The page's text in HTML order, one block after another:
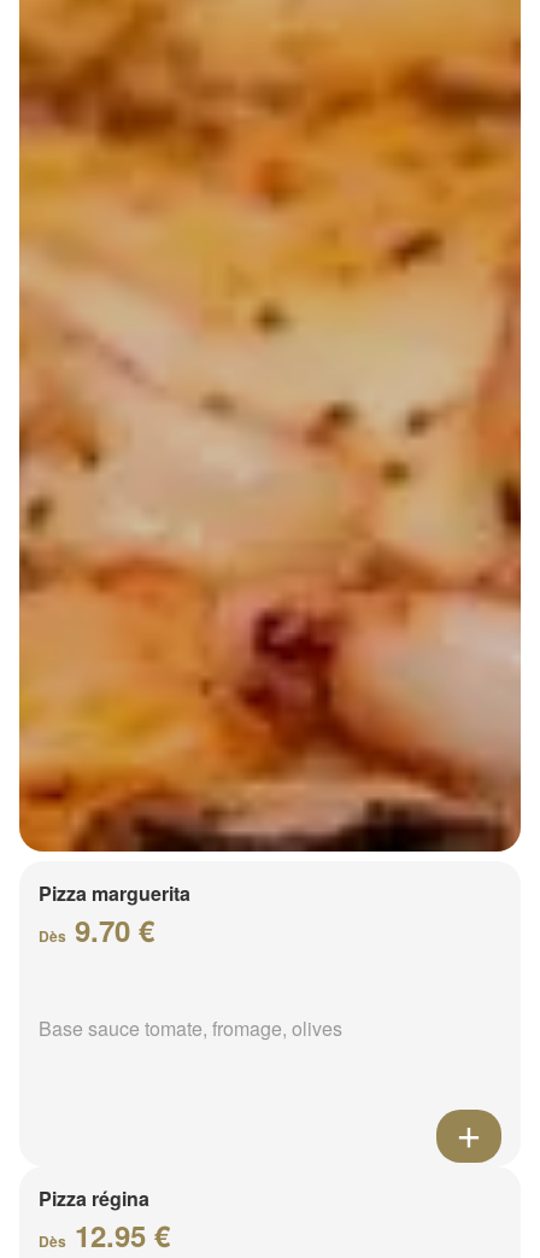
Pizza marguerita
Dès 9.70 €
Base sauce tomate, fromage, olives
Pizza régina
Dès 12.95 €